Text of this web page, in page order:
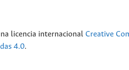
licencia internacional Creative
4.0.